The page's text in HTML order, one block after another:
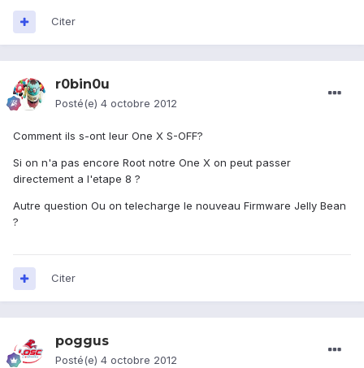
Citer
r0bin0u
Posté(e) 4 octobre 2012
Comment ils s-ont leur One X S-OFF?
Si on n'a pas encore Root notre One X on peut passer
directement a l'etape 8 ?
Autre question Ou on telecharge le nouveau Firmware Jelly Bean
?
Citer
poggus
Posté(e) 4 octobre 2012